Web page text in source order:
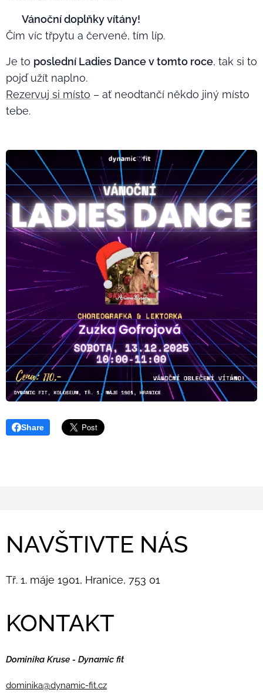
Vánoční doplňky vítány!
Čím víc třpytu a červené, tím líp.
Je to poslední Ladies Dance v tomto roce, tak si to
pojď užít naplno.
Rezervuj si místo – ať neodtančí někdo jiný místo
tebe. 💃❤️
Share
NAVŠTIVTE NÁS
Tř. 1. máje 1901, Hranice, 753 01
KONTAKT
Dominika Kruse - Dynamic fit
dominika@dynamic-fit.cz